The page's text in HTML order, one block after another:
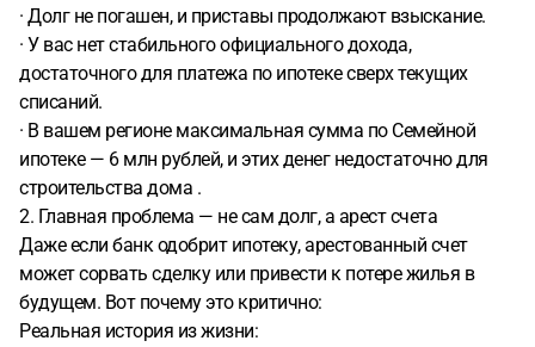
· Долг не погашен, и приставы продолжают взыскание.
· У вас нет стабильного официального дохода,
достаточного для платежа по ипотеке сверх текущих
списаний.
· В вашем регионе максимальная сумма по Семейной
ипотеке — 6 млн рублей, и этих денег недостаточно для
строительства дома .
2. Главная проблема — не сам долг, а арест счета
Даже если банк одобрит ипотеку, арестованный счет
может сорвать сделку или привести к потере жилья в
будущем. Вот почему это критично:
Реальная история из жизни: